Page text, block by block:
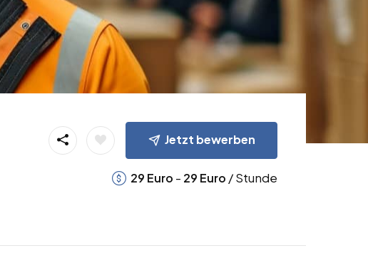
Jetzt bewerben
29 Euro - 29 Euro / Stunde